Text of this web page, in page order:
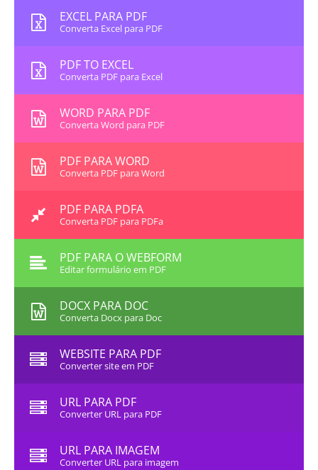
EXCEL PARA PDF
Converta Excel para PDF
PDF TO EXCEL
Converta PDF para Excel
WORD PARA PDF
Converta Word para PDF
PDF PARA WORD
Converta PDF para Word
PDF PARA PDFA
Converta PDF para PDFa
PDF PARA O WEBFORM
Editar formulário em PDF
DOCX PARA DOC
Converta Docx para Doc
WEBSITE PARA PDF
Converter site em PDF
URL PARA PDF
Converter URL para PDF
URL PARA IMAGEM
Converter URL para imagem